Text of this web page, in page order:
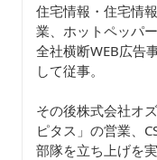
住宅情報・住宅情
業、ホットペッパ
全社横断WEB広告
して従事。
その後株式会社オ
ピタス」の営業、
部隊を立ち上げを実